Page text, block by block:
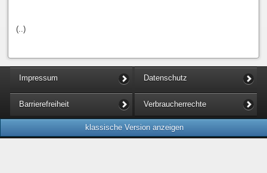
(..)
Impressum Datenschutz
Barrierefreiheit Verbraucherrechte
klassische Version anzeigen